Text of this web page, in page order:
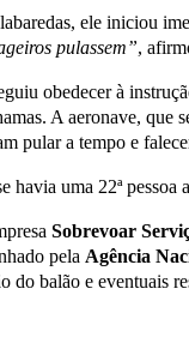
ele iniciou
pulassem”,
obedecer à
A aeronave, que
pular a tempo e
uma 22ª pessoa
Sobrevoar
pela Agência
do balão e eventuais